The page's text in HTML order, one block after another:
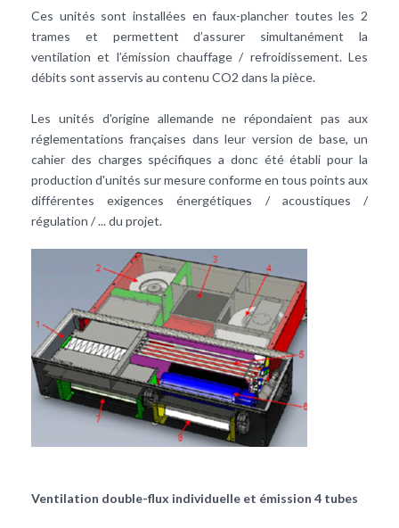
Ces unités sont installées en faux-plancher toutes les 2
trames et permettent d’assurer simultanément la
ventilation et l’émission chauffage / refroidissement. Les
débits sont asservis au contenu CO2 dans la pièce.
Les unités d'origine allemande ne répondaient pas aux
réglementations françaises dans leur version de base, un
cahier des charges spécifiques a donc été établi pour la
production d'unités sur mesure conforme en tous points aux
différentes exigences énergétiques / acoustiques /
régulation / ... du projet.
Ventilation double-flux individuelle et émission 4 tubes